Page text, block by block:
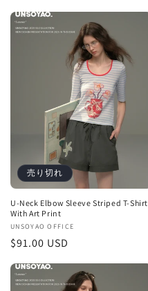
価
売り切れ
U-Neck Elbow Sleeve Striped T-Shirt
With Art Print
販
売
UNSOYAO OFFICE
通
常
価
$91.00 USD